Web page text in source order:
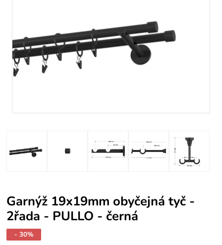
Garnýž 19x19mm obyčejná tyč -
2řada - PULLO - černá
- 30%